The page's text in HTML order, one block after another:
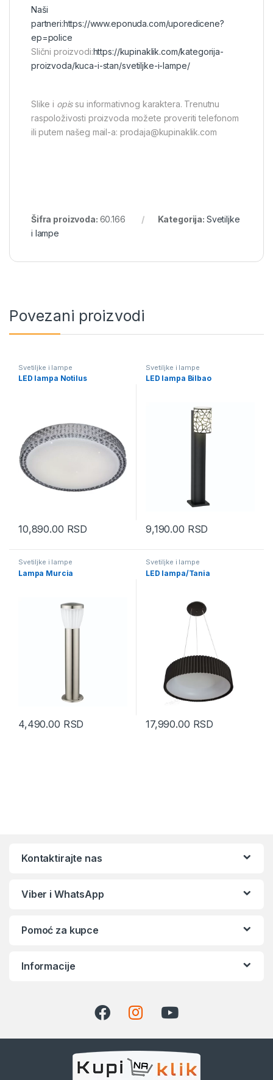
Naši
partneri:https://www.eponuda.com/uporedicene?
ep=police
Slični proizvodi:https://kupinaklik.com/kategorija-
proizvoda/kuca-i-stan/svetiljke-i-lampe/
Slike i opissu informativnog karaktera. Trenutnu
raspoloživosti proizvoda možete proveriti telefonom
ili putem našeg mail-a: prodaja@kupinaklik.com
Šifra proizvoda: 60.166 Kategorija: Svetiljke
i lampe
Povezani proizvodi
Svetiljke i lampe
LED lampa Notilus
10,890.00 RSD
Svetiljke i lampe
LED lampa Bilbao
9,190.00 RSD
Svetiljke i lampe
Lampa Murcia
4,490.00 RSD
Svetiljke i lampe
LED lampa/Tania
17,990.00 RSD
Kontaktirajte nas
Viber i WhatsApp
Pomoć za kupce
Informacije